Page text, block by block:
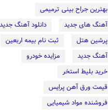
بهترین جراح بینی ترمیمی
آهنگ های جدید
دانلود آهنگ جدید
پرشین هتل
ثبت نام بیمه اربعین
آهنگ جدید
مزایده خودرو
خرید بلیط استخر
قیمت ورق آهن پرایس
فروشنده مواد شیمیایی